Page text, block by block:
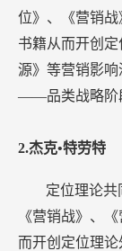
位》、《营销
书籍从而开创
源》等营销影
——品类战略阶
2.杰克•特劳特
定位理论共
《营销战》、
而开创定位理论